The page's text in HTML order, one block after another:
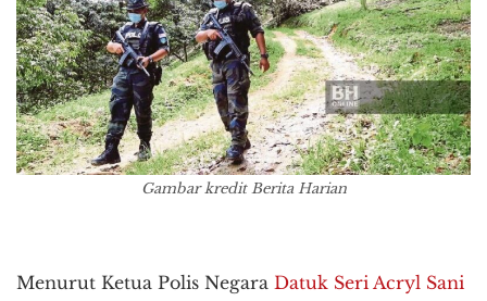
Gambar kredit Berita Harian
Menurut Ketua Polis Negara Datuk Seri Acryl Sani